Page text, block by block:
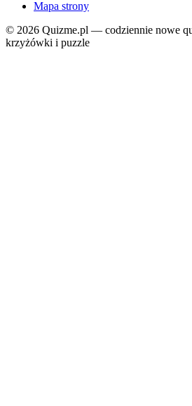
Mapa strony
© 2026 Quizme.pl — codziennie nowe
krzyżówki i puzzle